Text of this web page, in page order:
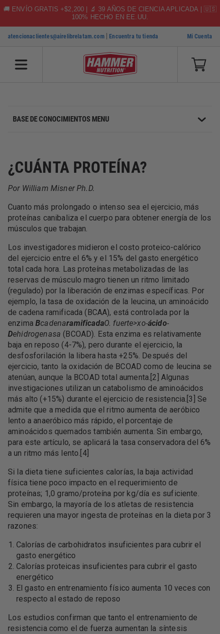
🚚 ENVÍO GRATIS +$2,200 | 🔬 39 AÑOS DE CIENCIA APLICADA | 🇺🇸
100% HECHO EN EE.UU.
SKIP TO CONTENT
atencionaclientes@airelibrelatam.com |Encuentra tu tienda Mi Cuenta
BASE DE CONOCIMIENTOS MENU
¿CUÁNTA PROTEÍNA?
Por William Misner Ph.D.
Cuanto más prolongado o intenso sea el ejercicio, más
proteínas canibaliza el cuerpo para obtener energía de los
músculos que trabajan.
Los investigadores midieron el costo proteico-calórico
del ejercicio entre el 6% y el 15% del gasto energético
total cada hora. Las proteínas metabolizadas de las
reservas de músculo magro tienen un ritmo limitado
(regulado) por la liberación de enzimas específicas. Por
ejemplo, la tasa de oxidación de la leucina, un aminoácido
de cadena ramificada (BCAA), está controlada por la
enzimaBcadenaramificadaO. fuerte>xo-ácido-
Dehidrogenasa (BCOAD). Esta enzima es relativamente
baja en reposo (4-7%), pero durante el ejercicio, la
desfosforilación la libera hasta +25%. Después del
ejercicio, tanto la oxidación de BCOAD como de leucina se
atenúan, aunque la BCOAD total aumenta.[2] Algunas
investigaciones utilizan un catabolismo de aminoácidos
más alto (+15%) durante el ejercicio de resistencia.[3] Se
admite que a medida que el ritmo aumenta de aeróbico
lento a anaeróbico más rápido, el porcentaje de
aminoácidos quemados también aumenta. Sin embargo,
para este artículo, se aplicará la tasa conservadora del 6%
a un ritmo más lento.[4]
Si la dieta tiene suficientes calorías, la baja actividad
física tiene poco impacto en el requerimiento de
proteínas; 1,0 gramo/proteína por kg/día es suficiente.
Sin embargo, la mayoría de los atletas de resistencia
requieren una mayor ingesta de proteínas en la dieta por 3
razones:
Calorías de carbohidratos insuficientes para cubrir el
gasto energético
Calorías proteicas insuficientes para cubrir el gasto
energético
El gasto en entrenamiento físico aumenta 10 veces con
respecto al estado de reposo
Los estudios confirman que tanto el entrenamiento de
resistencia como el de fuerza aumentan la síntesis